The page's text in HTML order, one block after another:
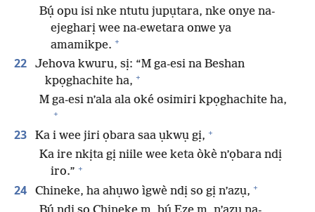
Bụ́ opu isi nke ntutu jupụtara, nke onye na-
ejegharị wee na-ewetara onwe ya
amamikpe. +
22
Jehova kwuru, sị: “M ga-esi na Beshan
kpọghachite ha, +
M ga-esi n’ala ala oké osimiri kpọghachite ha,
+
23 Ka i wee jiri ọbara saa ụkwụ gị, +
Ka ire nkịta gị niile wee keta òkè n’ọbara ndị
iro.” +
24 Chineke, ha ahụwo ìgwè ndị so gị n’azụ, +